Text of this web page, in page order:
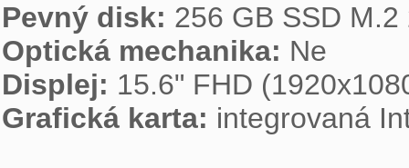
Pevný disk:
Optická mechanika:
Displej:
Grafická karta: integrovaná